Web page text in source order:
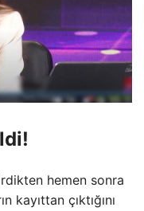
hemen sonra
kayıttan çıktığını